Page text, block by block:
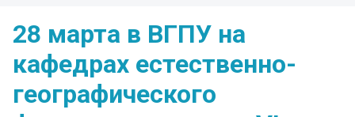
28 марта в ВГПУ на
кафедрах естественно-
географического